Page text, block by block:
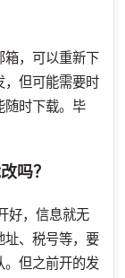
箱，可以重新下
，但可能需要时
随时下载。毕
吗？
好，信息就无
址、税号等，要
。但之前开的发